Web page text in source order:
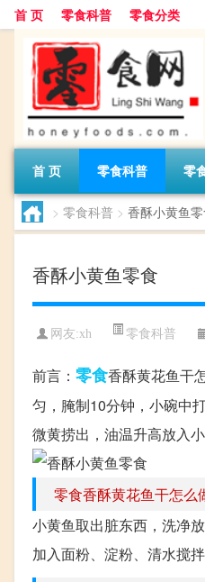
首 页 零食科普 零食分类
首 页 零食科普 零
> 零食科普 > 香酥小黄鱼
香酥小黄鱼零食
网友:xh 零食科普
前言： 零食香酥黄花鱼干
匀，腌制10分钟，小碗中
微黄捞出，油温升高放入
零食香酥黄花鱼干怎么
小黄鱼取出脏东西，洗净
加入面粉、淀粉、清水搅